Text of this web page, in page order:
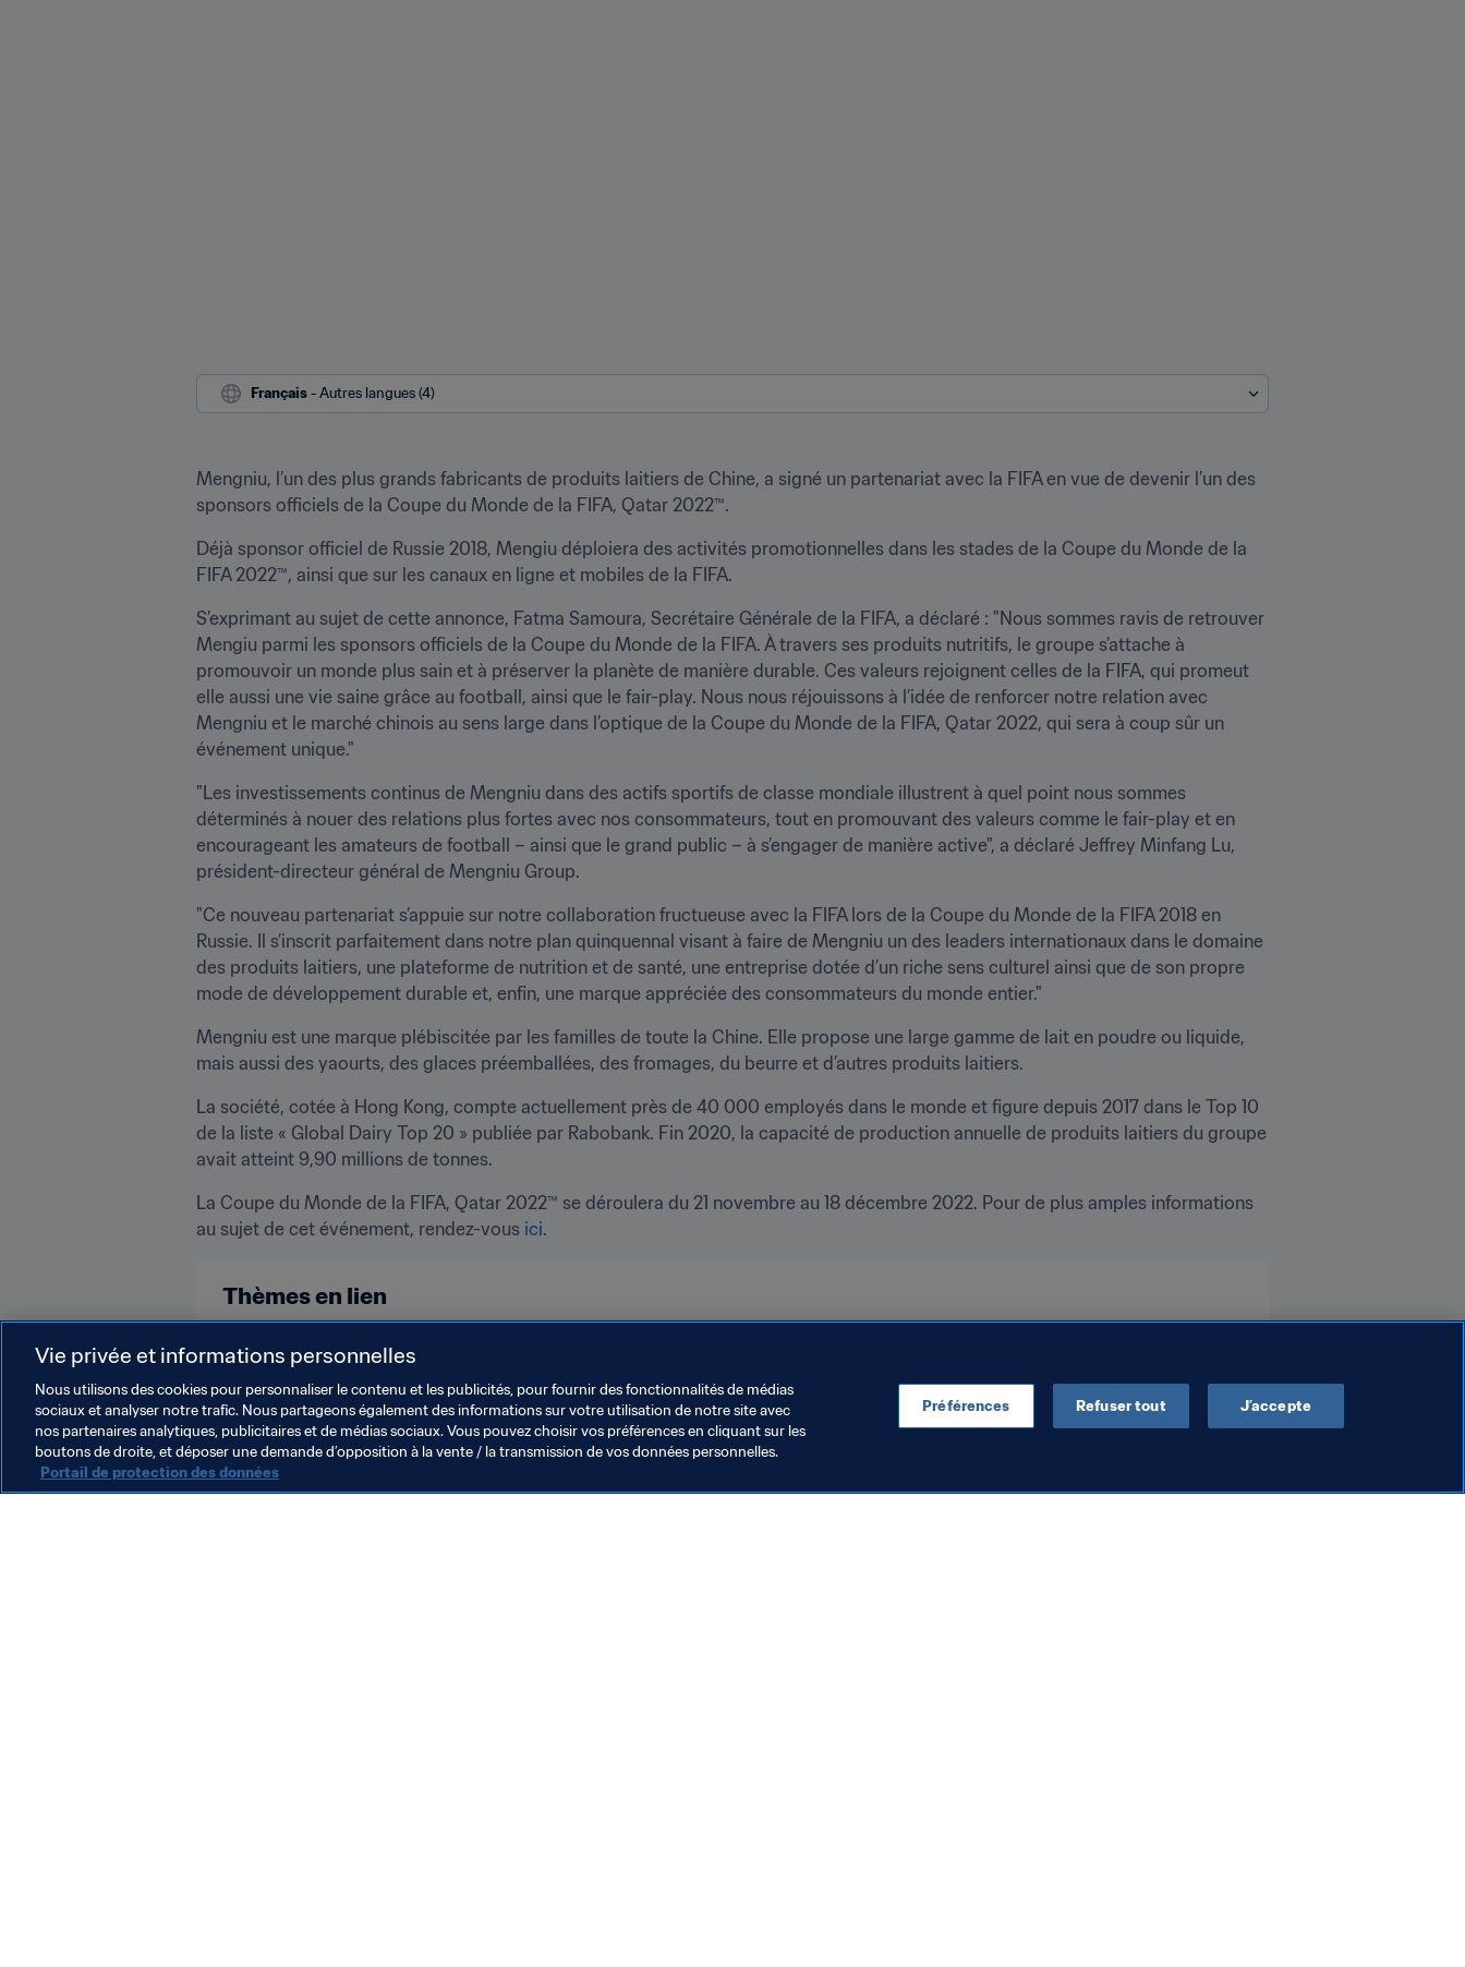
Français - Autres langues (4)
Mengniu, l’un des plus grands fabricants de produits laitiers de Chine, a signé un partenariat avec la FIFA en vue de devenir l’un des
sponsors officiels de la Coupe du Monde de la FIFA, Qatar 2022™.
Déjà sponsor officiel de Russie 2018, Mengiu déploiera des activités promotionnelles dans les stades de la Coupe du Monde de la
FIFA 2022™, ainsi que sur les canaux en ligne et mobiles de la FIFA.
S’exprimant au sujet de cette annonce, Fatma Samoura, Secrétaire Générale de la FIFA, a déclaré : "Nous sommes ravis de retrouver
Mengiu parmi les sponsors officiels de la Coupe du Monde de la FIFA. À travers ses produits nutritifs, le groupe s’attache à
promouvoir un monde plus sain et à préserver la planète de manière durable. Ces valeurs rejoignent celles de la FIFA, qui promeut
elle aussi une vie saine grâce au football, ainsi que le fair-play. Nous nous réjouissons à l’idée de renforcer notre relation avec
Mengniu et le marché chinois au sens large dans l’optique de la Coupe du Monde de la FIFA, Qatar 2022, qui sera à coup sûr un
événement unique."
"Les investissements continus de Mengniu dans des actifs sportifs de classe mondiale illustrent à quel point nous sommes
déterminés à nouer des relations plus fortes avec nos consommateurs, tout en promouvant des valeurs comme le fair-play et en
encourageant les amateurs de football – ainsi que le grand public – à s’engager de manière active", a déclaré Jeffrey Minfang Lu,
président-directeur général de Mengniu Group.
"Ce nouveau partenariat s’appuie sur notre collaboration fructueuse avec la FIFA lors de la Coupe du Monde de la FIFA 2018 en
Russie. Il s’inscrit parfaitement dans notre plan quinquennal visant à faire de Mengniu un des leaders internationaux dans le domaine
des produits laitiers, une plateforme de nutrition et de santé, une entreprise dotée d’un riche sens culturel ainsi que de son propre
mode de développement durable et, enfin, une marque appréciée des consommateurs du monde entier."
Mengniu est une marque plébiscitée par les familles de toute la Chine. Elle propose une large gamme de lait en poudre ou liquide,
mais aussi des yaourts, des glaces préemballées, des fromages, du beurre et d’autres produits laitiers.
La société, cotée à Hong Kong, compte actuellement près de 40 000 employés dans le monde et figure depuis 2017 dans le Top 10
de la liste « Global Dairy Top 20 » publiée par Rabobank. Fin 2020, la capacité de production annuelle de produits laitiers du groupe
avait atteint 9,90 millions de tonnes.
La Coupe du Monde de la FIFA, Qatar 2022™ se déroulera du 21 novembre au 18 décembre 2022. Pour de plus amples informations
au sujet de cet événement, rendez-vous ici.
Thèmes en lien
Marketing Commercial
Vie privée et informations personnelles
Nous utilisons des cookies pour personnaliser le contenu et les publicités, pour fournir des fonctionnalités de médias
sociaux et analyser notre trafic. Nous partageons également des informations sur votre utilisation de notre site avec
nos partenaires analytiques, publicitaires et de médias sociaux. Vous pouvez choisir vos préférences en cliquant sur les
boutons de droite, et déposer une demande d’opposition à la vente / la transmission de vos données personnelles.
Portail de protection des données
Préférences Refuser tout J’accepte